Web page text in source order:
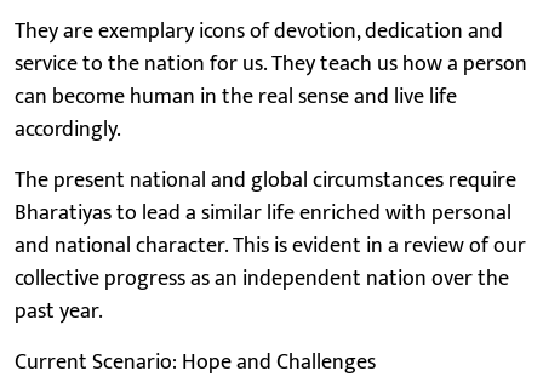
They are exemplary icons of devotion, dedication and
service to the nation for us. They teach us how a person
can become human in the real sense and live life
accordingly.
The present national and global circumstances require
Bharatiyas to lead a similar life enriched with personal
and national character. This is evident in a review of our
collective progress as an independent nation over the
past year.
Current Scenario: Hope and Challenges